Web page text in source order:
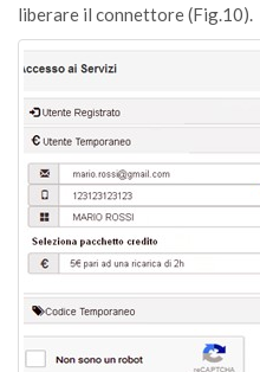
liberare il connettore (Fig.10).